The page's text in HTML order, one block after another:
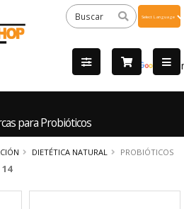
by
para Probióticos
DIETÉTICA NATURAL PROBIÓTICOS
14